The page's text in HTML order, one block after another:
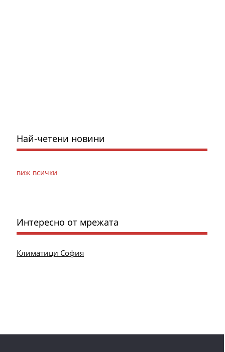
Най-четени новини
виж всички
Интересно от мрежата
Климатици София